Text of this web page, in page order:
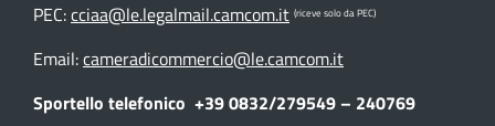
PEC:cciaa@le.legalmail.camcom.it (riceve solo da PEC)
Email:cameradicommercio@le.camcom.it
Sportello telefonico +39 0832/279549 – 240769